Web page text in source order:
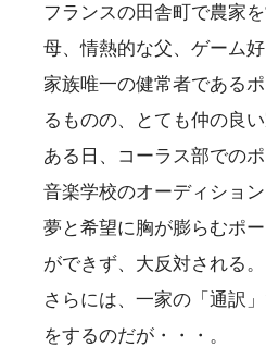
フランスの田舎町で農家
母、情熱的な父、ゲーム
家族唯一の健常者である
るものの、とても仲の良い
ある日、コーラス部での
音楽学校のオーディショ
夢と希望に胸が膨らむポ
ができず、大反対される。
さらには、一家の「通訳
をするのだが・・・。